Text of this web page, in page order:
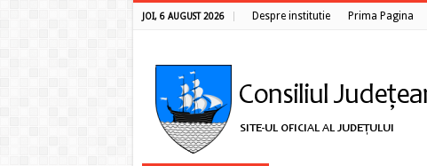
JOI, 6 AUGUST 2026 Despre institutie Prima Pagina